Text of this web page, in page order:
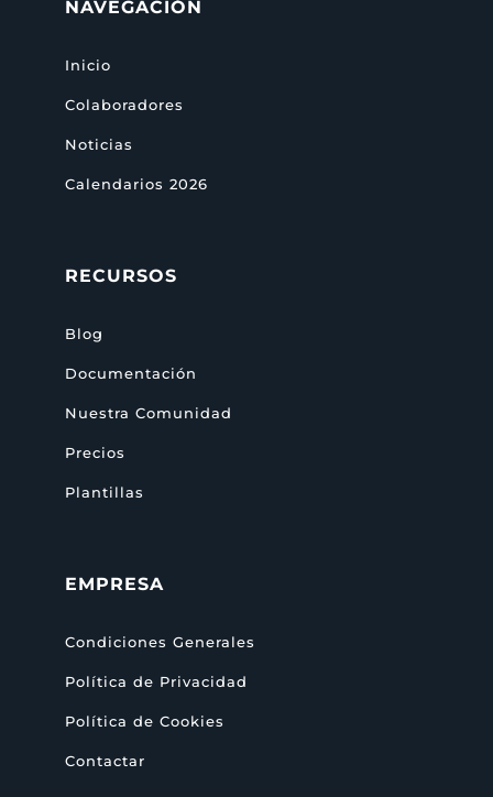
NAVEGACIÓN
Inicio
Colaboradores
Noticias
Calendarios 2026
RECURSOS
Blog
Documentación
Nuestra Comunidad
Precios
Plantillas
EMPRESA
Condiciones Generales
Política de Privacidad
Política de Cookies
Contactar